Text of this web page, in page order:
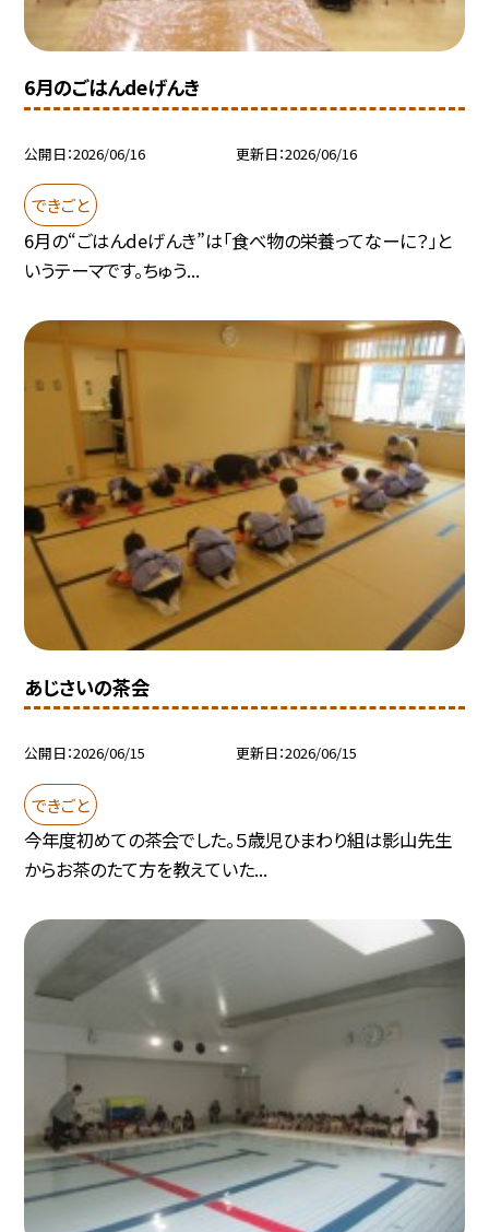
6月のごはんdeげんき
公開日 2026/06/16 更新日 2026/06/16
できごと
6月の“ごはんdeげんき”は「食べ物の栄養ってなーに？」と
いうテーマです。ちゅう...
あじさいの茶会
公開日 2026/06/15 更新日 2026/06/15
できごと
今年度初めての茶会でした。５歳児ひまわり組は影山先生
からお茶のたて方を教えていた...